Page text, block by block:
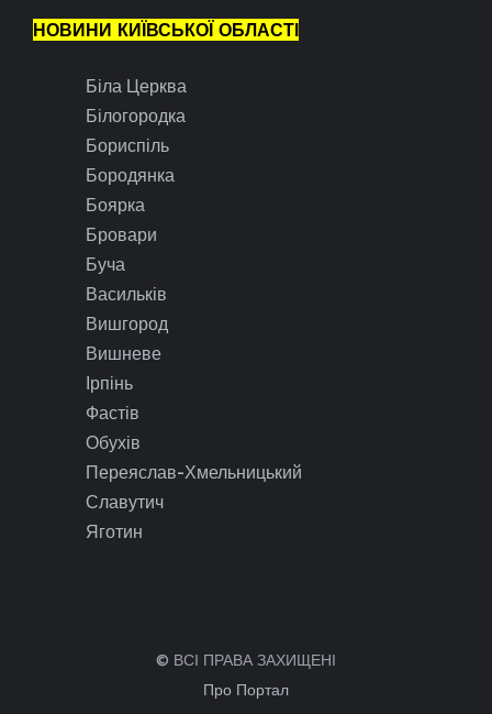
НОВИНИ КИЇВСЬКОЇ ОБЛАСТІ
Біла Церква
Білогородка
Бориспіль
Бородянка
Боярка
Бровари
Буча
Васильків
Вишгород
Вишневе
Ірпінь
Фастів
Обухів
Переяслав-Хмельницький
Славутич
Яготин
© ВСІ ПРАВА ЗАХИЩЕНІ
Про Портал